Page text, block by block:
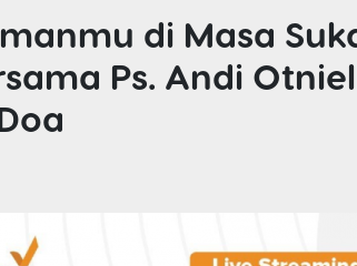
di Masa
Ps. Andi